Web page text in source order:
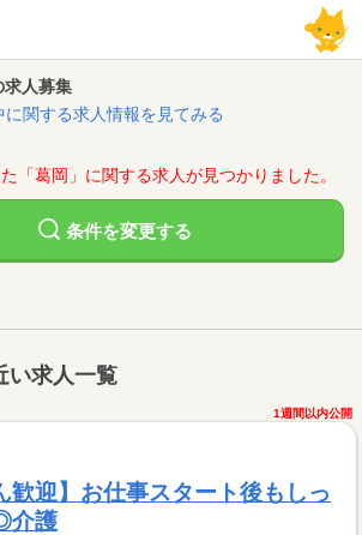
人募集
関する求人情報を見てみる
「葛岡」に関する求人が見つかりました。
条件を変更する
い求人一覧
1週間以内公開
歓迎】お仕事スタート後もしっ
介護